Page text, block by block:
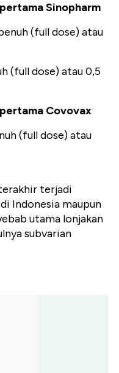
Sinopharm
(full dose) atau
(full dose) atau 0,5
Covovax
(full dose) atau
terjadi
Indonesia maupun
utama lonjakan
subvarian